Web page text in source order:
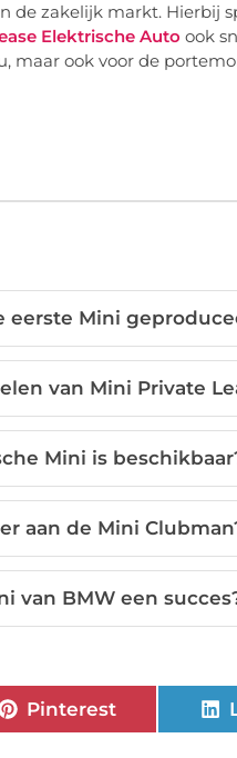
de zakelijk markt. Hierbij
Elektrische Auto ook
maar ook voor de
eerste Mini
van Mini Private
Mini is
aan de Mini
van BMW een
Pinterest